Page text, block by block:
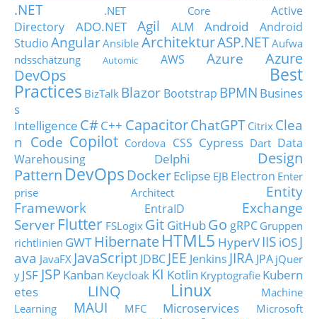
.NET .NET Core
Active
Directory
ADO.NET Agil ALM Android
Android
StudioAngularAnsible ArchitekturASP.NETAufwa
ndsschätzung
Automic AWS Azure
Azure
DevOps
Best
Practices BizTalk Blazor Bootstrap BPMN Busines
s
Intelligence C#C++ CapacitorChatGPT Citrix Clea
n Code Copilot Cordova CSS Cypress Dart Data
Warehousing
Delphi
Design
Pattern DevOps DockerEclipse EJB Electron Enter
prise Architect
Entity
Framework
EntraID
Exchange
Server Flutter FSLogix Git GitHubGo gRPC Gruppen
richtlinien GWT HibernateHTML5 HyperVIIS iOSJ
ava JavaFX JavaScript JDBC JEE Jenkins JIRA JPA jQuer
y JSF JSP Kanban Keycloak KI Kotlin Kryptografie Kubern
etes
LINQ Linux
Machine
Learning
MAUI MFC Microservices
Microsoft